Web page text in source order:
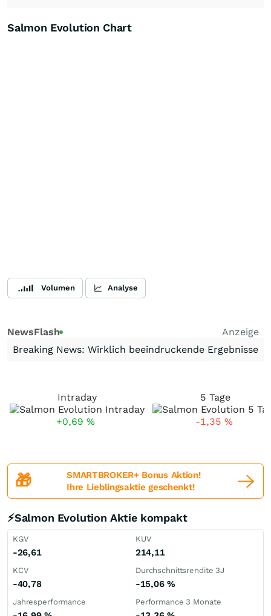
Salmon Evolution Chart
Volumen Analyse
NewsFlash
Anzeige
Breaking News: Wirklich beeindruckende Ergebnisse
Intraday
+0,69 %
5 Tage
-1,35 %
🎁
SMARTBROKER+ Bonus Aktion!
Ihre Lieblingsaktie geschenkt!
⚡Salmon Evolution Aktie kompakt
KGV
-26,61
KUV
214,11
KCV
-40,78
Durchschnittsrendite 3J
-15,06 %
Jahresperformance Performance 3 Monate